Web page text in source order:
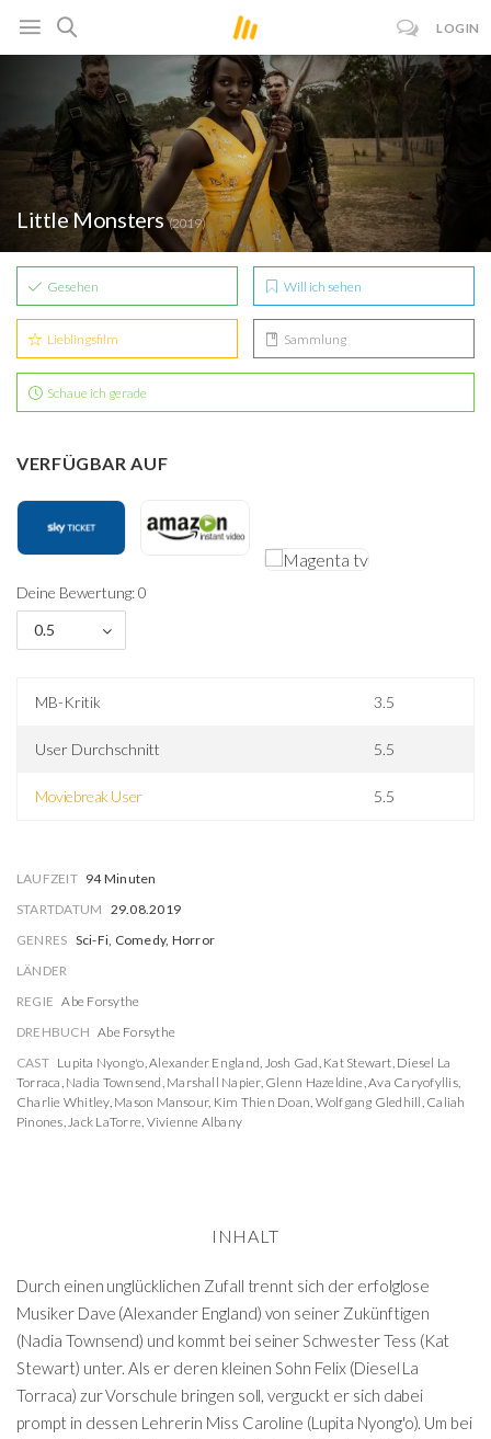
LOGIN
Little Monsters(2019)
Gesehen Will ich sehen
Lieblingsfilm Sammlung
Schaue ich gerade
VERFÜGBAR AUF
Deine Bewertung: 0
0.5
MB-Kritik 3.5
User Durchschnitt 5.5
Moviebreak User 5.5
LAUFZEIT 94 Minuten
STARTDATUM 29.08.2019
GENRES Sci-Fi, Comedy, Horror
LÄNDER
REGIE Abe Forsythe
DREHBUCH Abe Forsythe
CAST Lupita Nyong'o,Alexander England, Josh Gad, Kat Stewart, Diesel La
Torraca, Nadia Townsend, Marshall Napier, Glenn Hazeldine,Ava Caryofyllis,
Charlie Whitley, Mason Mansour, Kim Thien Doan, Wolfgang Gledhill, Caliah
Pinones,Jack LaTorre, Vivienne Albany
INHALT
Durch einen unglücklichen Zufall trennt sich der erfolglose
Musiker Dave (Alexander England) von seiner Zukünftigen
(Nadia Townsend) und kommt bei seiner Schwester Tess (Kat
Stewart) unter. Als er deren kleinen Sohn Felix (Diesel La
Torraca) zur Vorschule bringen soll, verguckt er sich dabei
prompt in dessen Lehrerin Miss Caroline (Lupita Nyong'o). Um bei